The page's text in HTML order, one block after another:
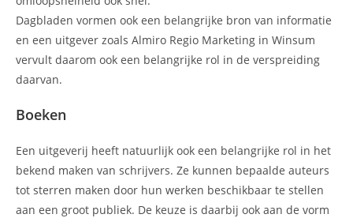
Dagbladen vormen ook een belangrijke bron van informatie
en een uitgever zoals Almiro Regio Marketing in Winsum
vervult daarom ook een belangrijke rol in de verspreiding
daarvan.
Boeken
Een uitgeverij heeft natuurlijk ook een belangrijke rol in het
bekend maken van schrijvers. Ze kunnen bepaalde auteurs
tot sterren maken door hun werken beschikbaar te stellen
aan een groot publiek. De keuze is daarbij ook aan de vorm